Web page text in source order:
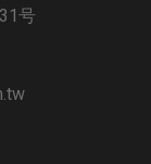
号